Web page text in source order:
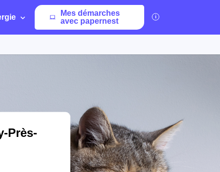
Mes démarches
avec papernest